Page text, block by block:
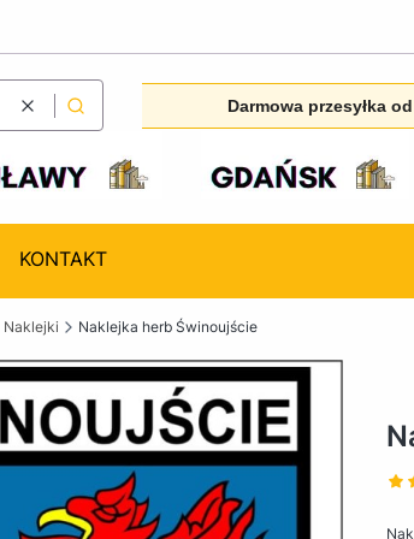
WyczyśćSzukaj Darmowa przesyłka od
KONTAKT
Naklejki Naklejka herb Świnoujście